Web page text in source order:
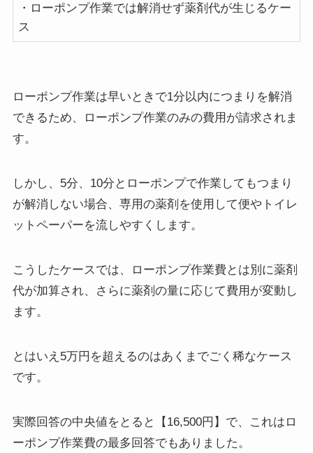
・ローポンプ作業では解消せず薬剤代が⽣じるケー
ス
ローポンプ作業は早いときで1分以内につまりを解消
できるため、ローポンプ作業のみの費用が請求されま
す。
しかし、5分、10分とローポンプで作業してもつまり
が解消しない場合、専用の薬剤を使用して便やトイレ
ットペーパーを流しやすくします。
こうしたケースでは、ローポンプ作業費とは別に薬剤
代が加算され、さらに薬剤の量に応じて費用が変動し
ます。
とはいえ5万円を超えるのはあくまでごく稀なケース
です。
実際回答の中央値をとると【16,500円】で、これはロ
ーポンプ作業費の最多回答でもありました。